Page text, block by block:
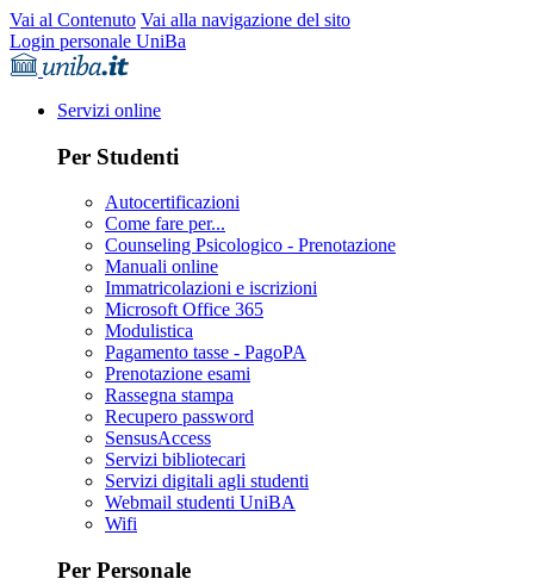
Vai al Contenuto Vai alla navigazione del sito
Login personale UniBa
Servizi online
Per Studenti
Autocertificazioni
Come fare per...
Counseling Psicologico - Prenotazione
Manuali online
Immatricolazioni e iscrizioni
Microsoft Office 365
Modulistica
Pagamento tasse - PagoPA
Prenotazione esami
Rassegna stampa
Recupero password
SensusAccess
Servizi bibliotecari
Servizi digitali agli studenti
Webmail studenti UniBA
Wifi
Per Personale